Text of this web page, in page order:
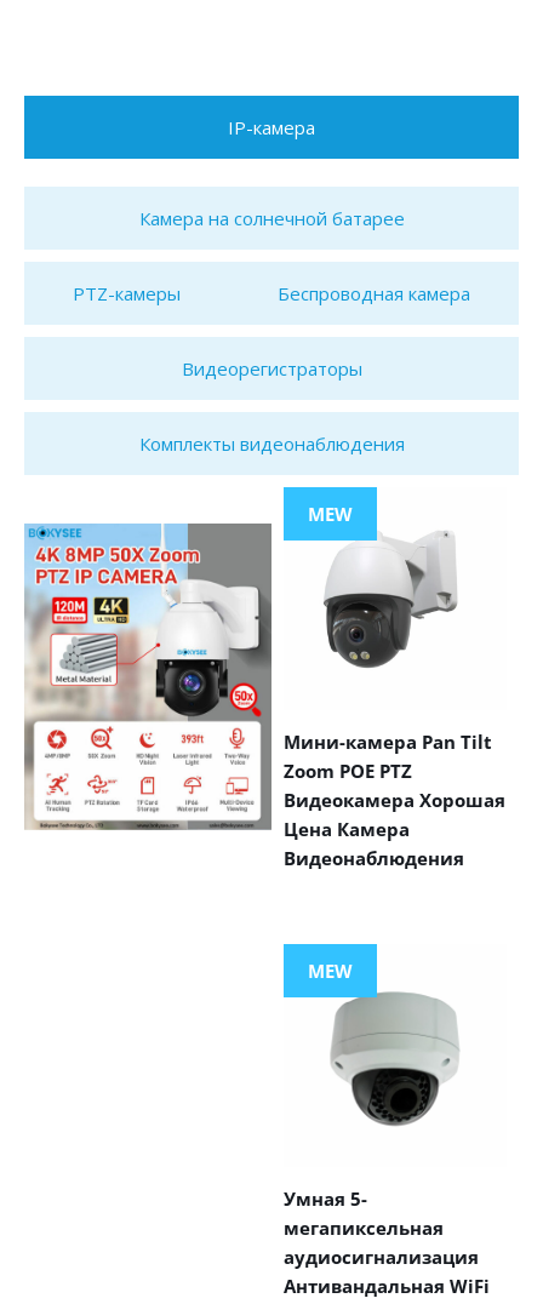
IP-камера
Камера на солнечной батарее
PTZ-камеры Беспроводная камера
Видеорегистраторы
Комплекты видеонаблюдения
MEW
Мини-камера Pan Tilt
Zoom POE PTZ
Видеокамера Хорошая
Цена Камера
Видеонаблюдения
MEW
Умная 5-
мегапиксельная
аудиосигнализация
Антивандальная WiFi